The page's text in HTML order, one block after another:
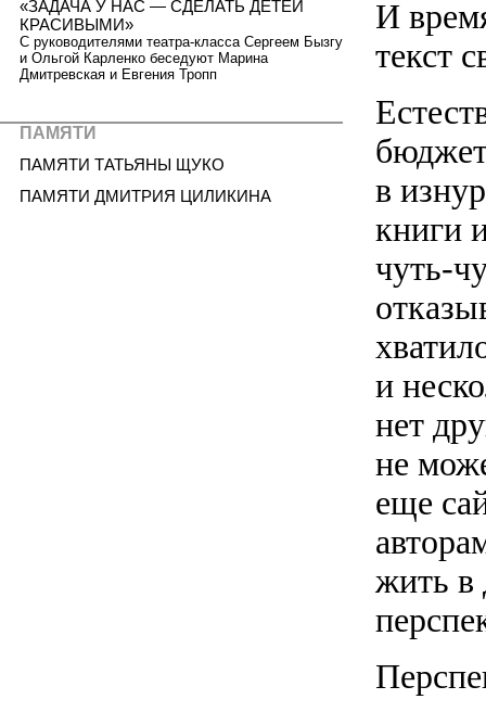
И
текст
в
книги
чуть-
и
нет
не
еще
жить в
«ЗАДАЧА У НАС — СДЕЛАТЬ ДЕТЕЙ
КРАСИВЫМИ»
С руководителями театра-класса Сергеем Бызгу
и Ольгой Карленко беседуют Марина
Дмитревская и Евгения Тропп
ПАМЯТИ
ПАМЯТИ ТАТЬЯНЫ ЩУКО
ПАМЯТИ ДМИТРИЯ ЦИЛИКИНА